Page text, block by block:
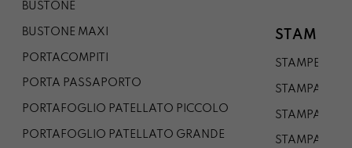
BUSTONE
BUSTONE MAXI
PORTACOMPITI
PORTA PASSAPORTO
PORTAFOGLIO PATELLATO PICCOLO
PORTAFOGLIO PATELLATO GRANDE
STAMPE
STAMPE A5
STAMPA A3
STAMPA A1
STAMPA A0